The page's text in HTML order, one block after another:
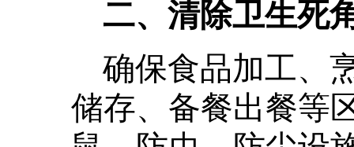
二、清除卫生死
确保食品加工、
储存、备餐出餐等